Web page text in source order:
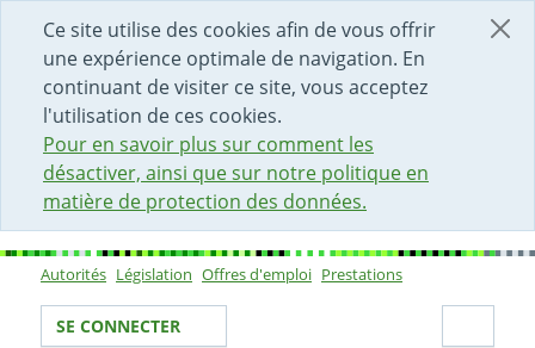
Ce site utilise des cookies afin de vous offrir
une expérience optimale de navigation. En
continuant de visiter ce site, vous acceptez
l'utilisation de ces cookies.
Pour en savoir plus sur comment les
désactiver, ainsi que sur notre politique en
matière de protection des données.
DÉBUT DU CONTENU DE LA PAGE
ACCÈS AU CHAMP DE RECHERCHE
PAGE D'ACCUEIL
FORMULAIRE DE CONTACT
Sous-navigation
Autorités Législation Offres d'emploi Prestations
Votre identité
SE CONNECTER